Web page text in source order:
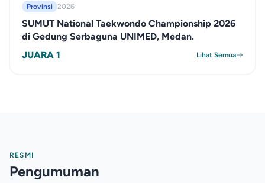
Provinsi 2026
SUMUT National Taekwondo Championship 2026
di Gedung Serbaguna UNIMED, Medan.
JUARA 1
Lihat Semua
RESMI
Pengumuman